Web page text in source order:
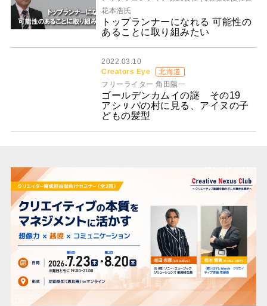
花本浩氏
トップランナーになれる 可能性の
あることに取り組みたい
2022.03.10
Creators Eye
北海道
フリーライター 角田陽一
ゴールデンカムイの謎 その19
アシㇼパの村に見る、アイヌの子
どもの髪型